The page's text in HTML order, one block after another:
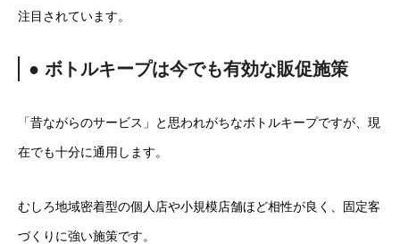
注目されています。
● ボトルキープは今でも有効な販促施策
「昔ながらのサービス」と思われがちなボトルキープですが、現
在でも十分に通用します。
むしろ地域密着型の個人店や小規模店舗ほど相性が良く、固定客
づくりに強い施策です。